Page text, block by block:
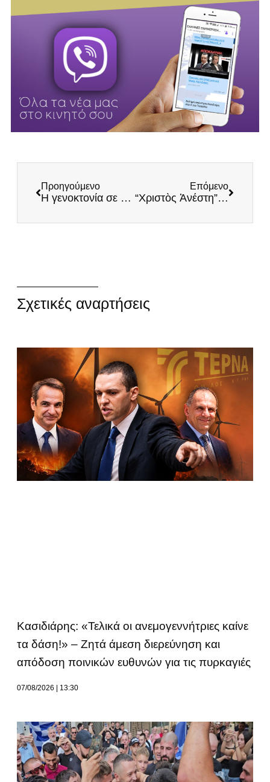
Προηγούμενο
Η γενοκτονία σε βάρος των Αρμενίων και η καθ’ ημάς Ανατολή
Επόμενο
“Χριστὸς Ἀνέστη” Ἀργόν, Ἐκ τῆς Ἁγιορείτικης προφορικῆς παραδόσεως
Σχετικές αναρτήσεις
Κασιδιάρης: «Τελικά οι ανεμογεννήτριες καίνε
τα δάση!» – Ζητά άμεση διερεύνηση και
απόδοση ποινικών ευθυνών για τις πυρκαγιές
07/08/2026 13:30